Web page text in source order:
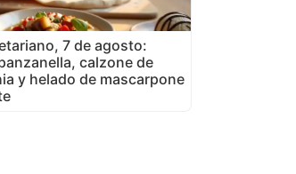
7 de agosto:
calzone de
y helado de mascarpone